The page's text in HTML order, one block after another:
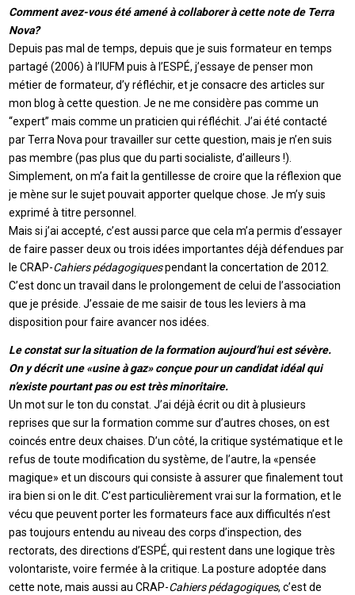
Comment avez-vous été amené à collaborer à cette note de Terra
Nova?
Depuis pas mal de temps, depuis que je suis formateur en temps
partagé (2006) à l’IUFM puis à l’ESPÉ, j’essaye de penser mon
métier de formateur, d’y réfléchir, et je consacre des articles sur
mon blog à cette question. Je ne me considère pas comme un
“expert” mais comme un praticien qui réfléchit. J’ai été contacté
par Terra Nova pour travailler sur cette question, mais je n’en suis
pas membre (pas plus que du parti socialiste, d’ailleurs !).
Simplement, on m’a fait la gentillesse de croire que la réflexion que
je mène sur le sujet pouvait apporter quelque chose. Je m’y suis
exprimé à titre personnel.
Mais si j’ai accepté, c’est aussi parce que cela m’a permis d’essayer
de faire passer deux ou trois idées importantes déjà défendues par
le CRAP-Cahiers pédagogiquespendant la concertation de 2012.
C’est donc un travail dans le prolongement de celui de l’association
que je préside. J’essaie de me saisir de tous les leviers à ma
disposition pour faire avancer nos idées.
Le constat sur la situation de la formation aujourd’hui est sévère.
On y décrit une «usine à gaz» conçue pour un candidat idéal qui
n’existe pourtant pas ou est très minoritaire.
Un mot sur le ton du constat. J’ai déjà écrit ou dit à plusieurs
reprises que sur la formation comme sur d’autres choses, on est
coincés entre deux chaises. D’un côté, la critique systématique et le
refus de toute modification du système, de l’autre, la «pensée
magique» et un discours qui consiste à assurer que finalement tout
ira bien si on le dit. C’est particulièrement vrai sur la formation, et le
vécu que peuvent porter les formateurs face aux difficultés n’est
pas toujours entendu au niveau des corps d’inspection, des
rectorats, des directions d’ESPÉ, qui restent dans une logique très
volontariste, voire fermée à la critique. La posture adoptée dans
cette note, mais aussi au CRAP-Cahiers pédagogiques, c’est de